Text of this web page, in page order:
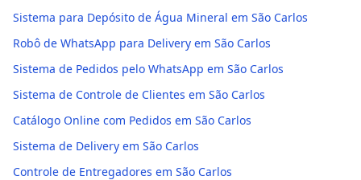
Sistema para Depósito de Água Mineral em São Carlos
Robô de WhatsApp para Delivery em São Carlos
Sistema de Pedidos pelo WhatsApp em São Carlos
Sistema de Controle de Clientes em São Carlos
Catálogo Online com Pedidos em São Carlos
Sistema de Delivery em São Carlos
Controle de Entregadores em São Carlos